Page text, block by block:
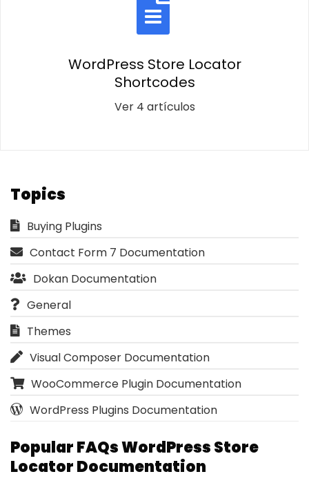
WordPress Store Locator
Shortcodes
Ver 4 artículos
Topics
Buying Plugins
Contact Form 7 Documentation
Dokan Documentation
General
Themes
Visual Composer Documentation
WooCommerce Plugin Documentation
WordPress Plugins Documentation
Popular FAQs WordPress Store
Locator Documentation